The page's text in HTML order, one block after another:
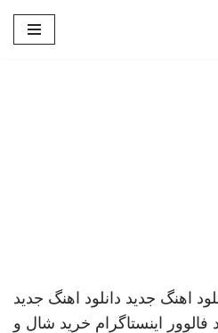
اهنگ جدید دانلود اهنگ جدید
فالوور اینستاگرام خرید شال و